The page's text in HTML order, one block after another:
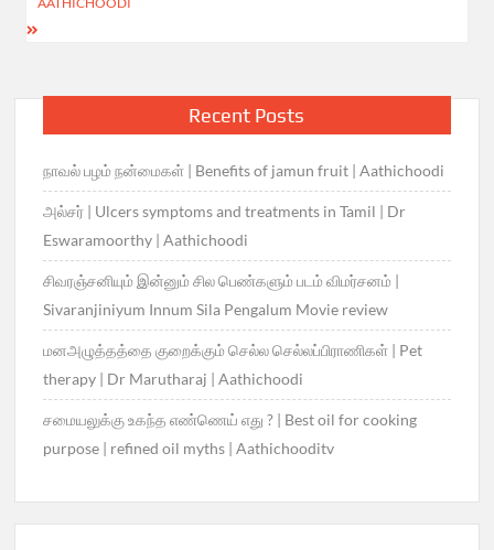
Recent Posts
நாவல் பழம் நன்மைகள் | Benefits of jamun fruit | Aathichoodi
அல்சர் | Ulcers symptoms and treatments in Tamil | Dr
Eswaramoorthy | Aathichoodi
சிவரஞ்சனியும் இன்னும் சில பெண்களும் படம் விமர்சனம் |
Sivaranjiniyum Innum Sila Pengalum Movie review
மனஅழுத்தத்தை குறைக்கும் செல்ல செல்லப்பிராணிகள் | Pet
therapy | Dr Marutharaj | Aathichoodi
சமையலுக்கு உகந்த எண்ணெய் எது ? | Best oil for cooking
purpose | refined oil myths | Aathichooditv